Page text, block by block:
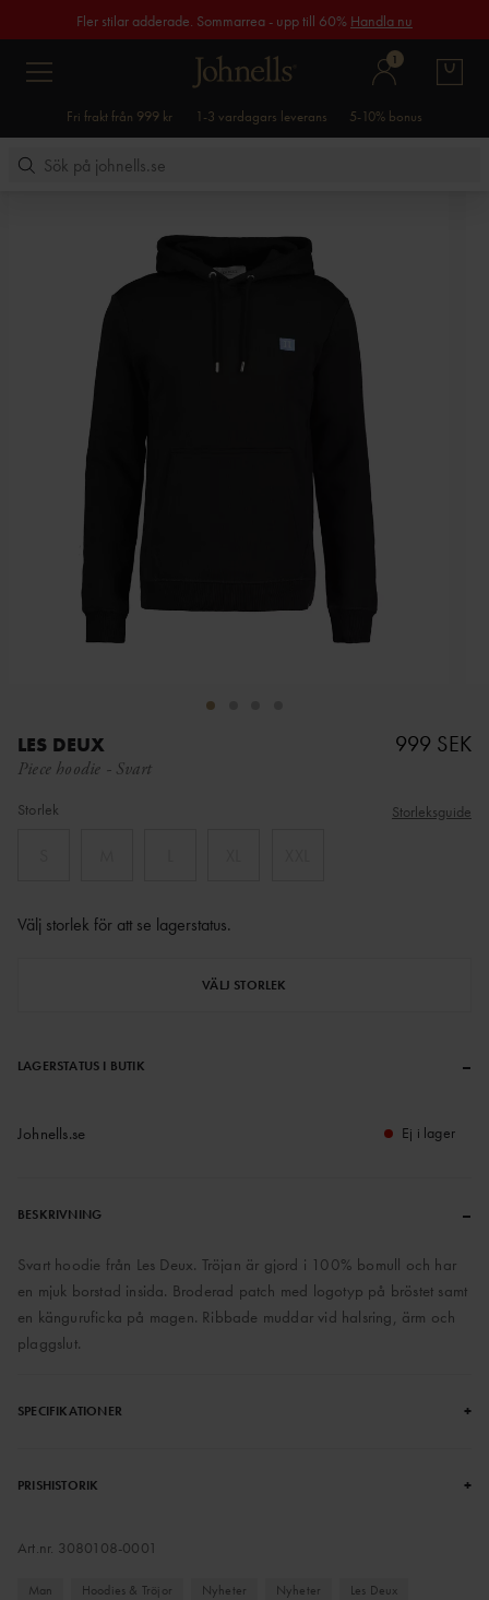
Fler stilar adderade. Sommarrea - upp till 60% Handla nu
1
Fri frakt från 999 kr 1-3 vardagars leverans 5-10% bonus
LES DEUX
Piece hoodie - Svart
999 SEK
Storlek Storleksguide
Välj storlek för att se lagerstatus.
VÄLJ STORLEK
LAGERSTATUS I BUTIK –
Johnells.se Ej i lager
BESKRIVNING –
Svart hoodie från Les Deux. Tröjan är gjord i 100% bomull och har
en mjuk borstad insida. Broderad patch med logotyp på bröstet samt
en känguruficka på magen. Ribbade muddar vid halsring, ärm och
plaggslut.
SPECIFIKATIONER +
PRISHISTORIK +
Art.nr. 3080108-0001
Man Hoodies & Tröjor Nyheter Nyheter
Les Deux